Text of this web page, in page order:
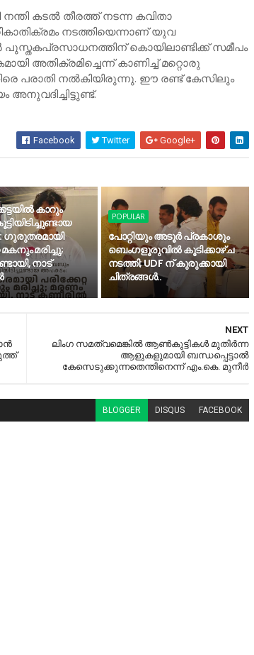
കടല്‍ തീരത്ത് നടന്ന കവിതാ
നടത്തിയെന്നാണ് യുവ
കൊയിലാണ്ടിക്ക് സമീപം
അതിക്രമിച്ചെന്ന് കാണിച്ച് മറ്റൊരു
പരാതി നല്‍കിയിരുന്നു. ഈ രണ്ട് കേസിലും
Facebook Twitter Google+
കാറും
ഗുരുതരമായി
മകനും മരിച്ചു;
നാട്
POPULAR
പോറ്റിയും അടൂര്‍ പ്രകാശും
ബെംഗളൂരുവിൽ കൂടിക്കാഴ്ച
നടത്തി; UDF ന് കുരുക്കായി
ചിത്രങ്ങൾ..
NEXT
ലിംഗ സമത്വമെങ്കിൽ ആൺകുട്ടികൾ മുതിർന്ന
ആളുകളുമായി ബന്ധപ്പെട്ടാൽ
കേസെടുക്കുന്നതെന്തിനെന്ന് എം.കെ. മുനീർ
BLOGGER DISQUS FACEBOOK